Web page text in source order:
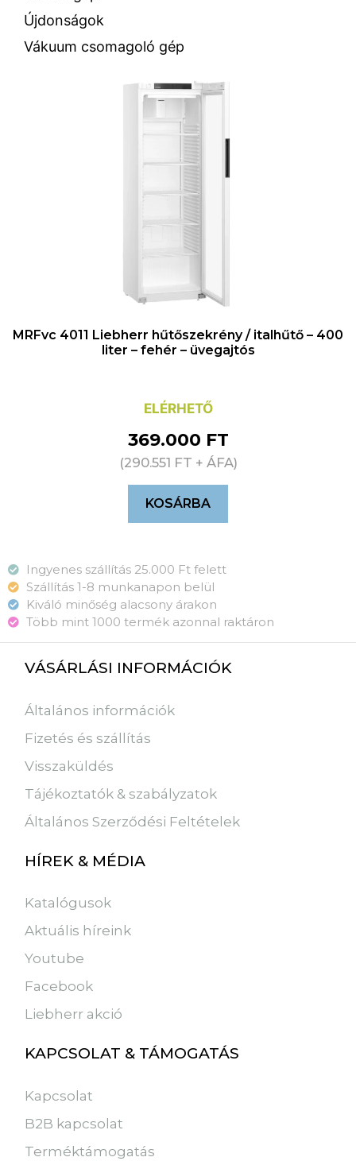
Újdonságok
Vákuum csomagoló gép
MRFvc 4011 Liebherr hűtőszekrény / italhűtő – 400
liter – fehér – üvegajtós
ELÉRHETŐ
369.000 FT
(290.551 FT + ÁFA)
KOSÁRBA
Ingyenes szállítás 25.000 Ft felett
Szállítás 1-8 munkanapon belül
Kiváló minőség alacsony árakon
Több mint 1000 termék azonnal raktáron
VÁSÁRLÁSI INFORMÁCIÓK
Általános információk
Fizetés és szállítás
Visszaküldés
Tájékoztatók & szabályzatok
Általános Szerződési Feltételek
HÍREK & MÉDIA
Katalógusok
Aktuális híreink
Youtube
Facebook
Liebherr akció
KAPCSOLAT & TÁMOGATÁS
Kapcsolat
B2B kapcsolat
Terméktámogatás